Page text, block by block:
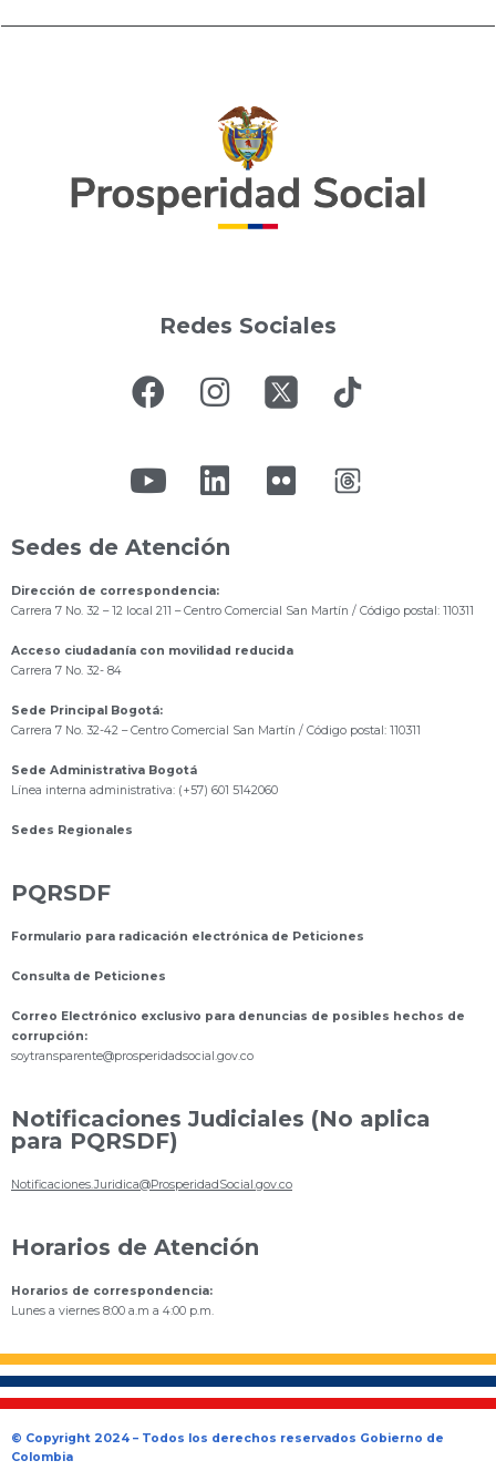
Redes Sociales
Sedes de Atención
Dirección de correspondencia:
Carrera 7 No. 32 – 12 local 211 – Centro Comercial San Martín / Código postal: 110311
Acceso ciudadanía con movilidad reducida
Carrera 7 No. 32- 84
Sede Principal Bogotá:
Carrera 7 No. 32-42 – Centro Comercial San Martín / Código postal: 110311
Sede Administrativa Bogotá
Línea interna administrativa: (+57) 601 5142060
Sedes Regionales
PQRSDF
Formulario para radicación electrónica de Peticiones
Consulta de Peticiones
Correo Electrónico exclusivo para denuncias de posibles hechos de
corrupción:
soytransparente@prosperidadsocial.gov.co
Notificaciones Judiciales (No aplica
para PQRSDF)
Notificaciones.Juridica@ProsperidadSocial.gov.co
Horarios de Atención
Horarios de correspondencia:
Lunes a viernes 8:00 a.m a 4:00 p.m.
© Copyright 2024 – Todos los derechos reservados Gobierno de
Colombia